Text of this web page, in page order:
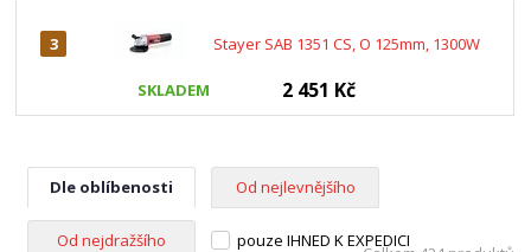
3 Stayer SAB 1351 CS, O 125mm, 1300W
SKLADEM 2 451 Kč
Dle oblíbenosti Od nejlevnějšího
Od nejdražšího pouze IHNED K EXPEDICI